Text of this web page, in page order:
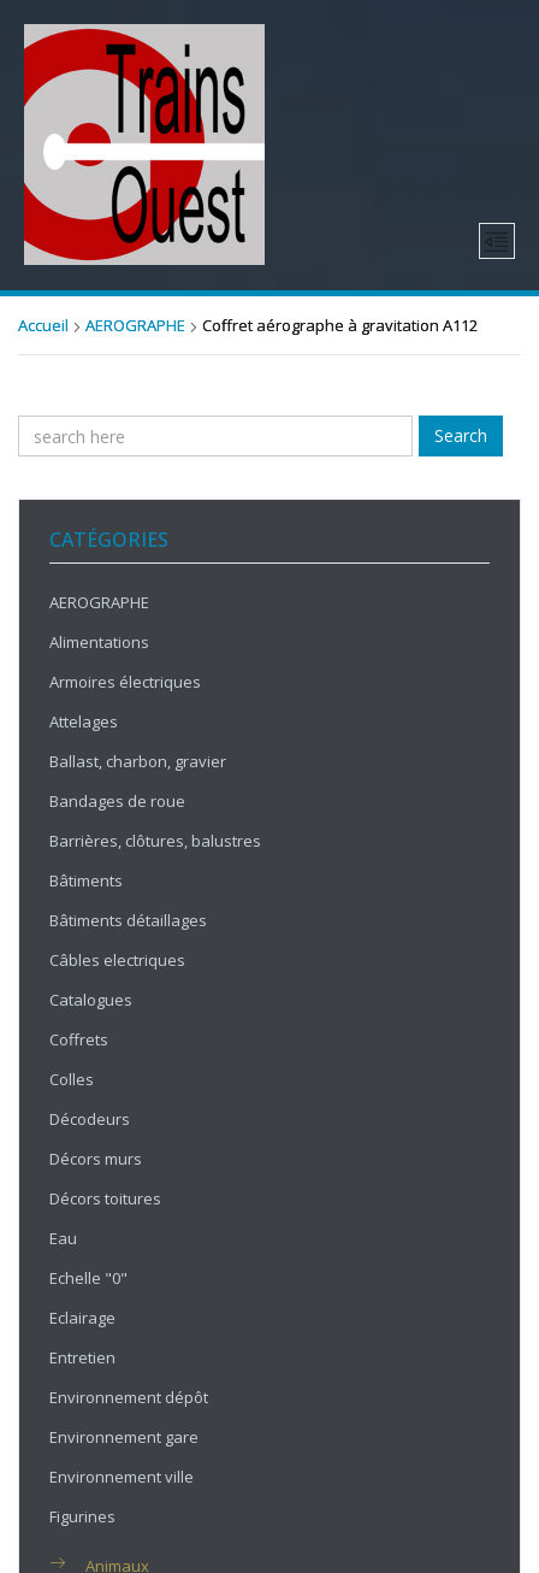
Accueil AEROGRAPHE Coffret aérographe à gravitation A112
Search
CATÉGORIES
AEROGRAPHE
Alimentations
Armoires électriques
Attelages
Ballast, charbon, gravier
Bandages de roue
Barrières, clôtures, balustres
Bâtiments
Bâtiments détaillages
Câbles electriques
Catalogues
Coffrets
Colles
Décodeurs
Décors murs
Décors toitures
Eau
Echelle "0"
Eclairage
Entretien
Environnement dépôt
Environnement gare
Environnement ville
Figurines
Animaux